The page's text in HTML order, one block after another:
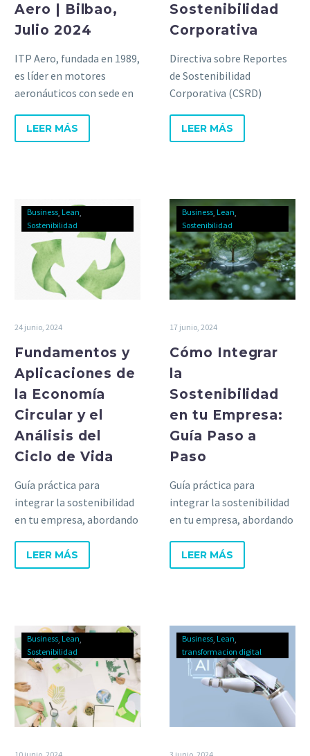
Aero | Bilbao,
Julio 2024
ITP Aero, fundada en 1989,
es líder en motores
aeronáuticos con sede en
diseño, fabricación y
mantenimiento.
LEER MÁS
Sostenibilidad
Corporativa
Directiva sobre Reportes
de Sostenibilidad
Corporativa (CSRD)
comparabilidad de la
información no financiera.
LEER MÁS
Business Lean
Sostenibilidad
24 junio, 2024
Fundamentos y
Aplicaciones de
la Economía
Circular y el
Análisis del
Ciclo de Vida
Guía práctica para
integrar la sostenibilidad
en tu empresa, abordando
para el éxito
organizacional.
LEER MÁS
Business Lean
Sostenibilidad
17 junio, 2024
Cómo Integrar
la
Sostenibilidad
en tu Empresa:
Guía Paso a
Paso
Guía práctica para
integrar la sostenibilidad
en tu empresa, abordando
para el éxito
organizacional.
LEER MÁS
Business Lean
Sostenibilidad
Business Lean
transformacion digital